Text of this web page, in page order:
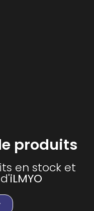
produits
en stock et
iLMYO